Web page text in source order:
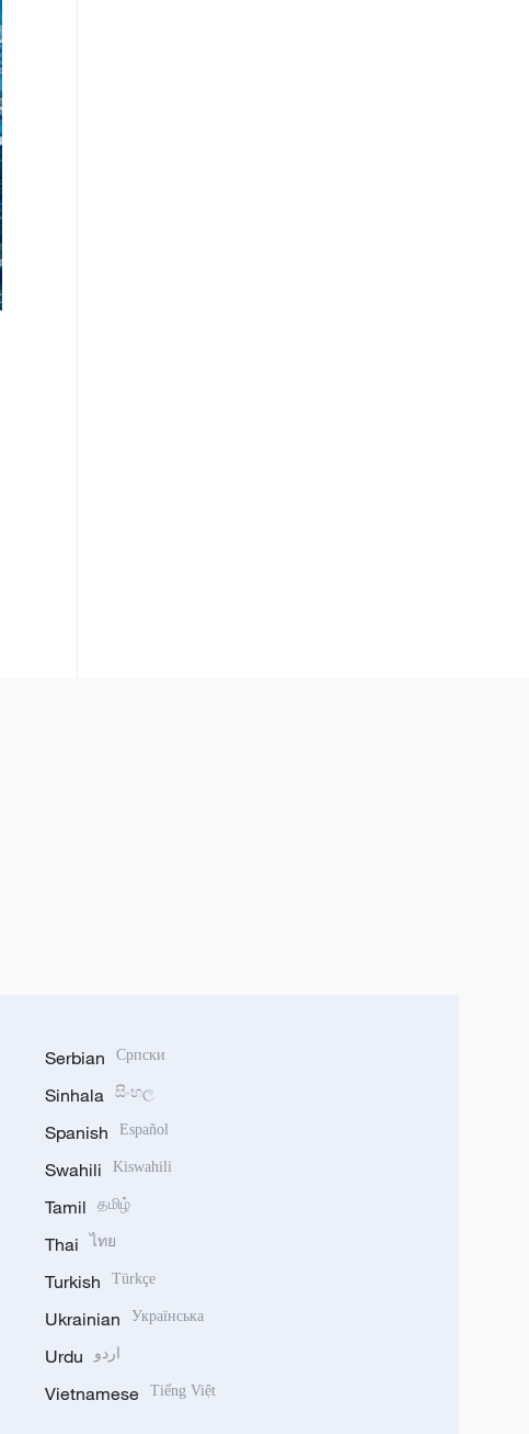
Serbian Српски
Sinhala සිංහල
Spanish Español
Swahili Kiswahili
Tamil தமிழ்
Thai ไทย
Turkish Türkçe
Ukrainian Українська
Urdu اردو
Vietnamese Tiếng Việt